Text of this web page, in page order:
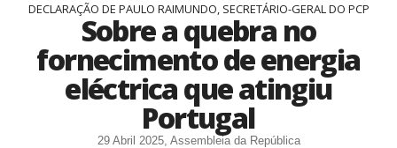
DECLARAÇÃO DE PAULO RAIMUNDO, SECRETÁRIO-GERAL DO PCP
Sobre a quebra no
fornecimento de energia
eléctrica que atingiu
Portugal
29 Abril 2025, Assembleia da República